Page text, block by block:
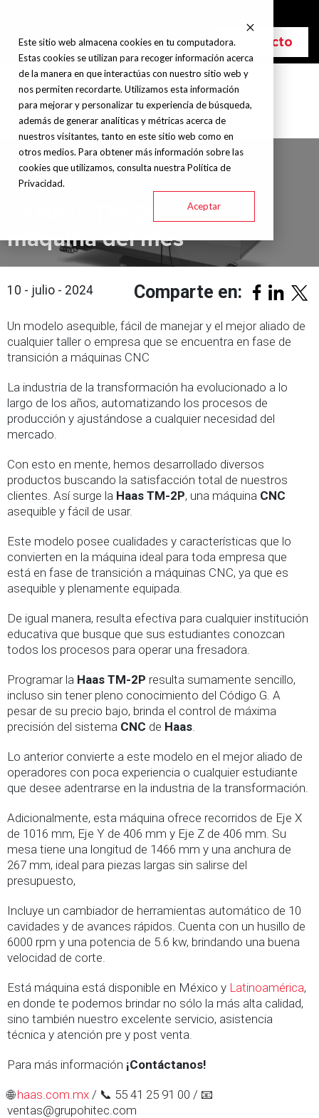
Este sitio web almacena cookies en tu computadora.
Estas cookies se utilizan para recoger información acerca
de la manera en que interactúas con nuestro sitio web y
nos permiten recordarte. Utilizamos esta información
para mejorar y personalizar tu experiencia de búsqueda,
además de generar analíticas y métricas acerca de
nuestros visitantes, tanto en este sitio web como en
otros medios. Para obtener más información sobre las
cookies que utilizamos, consulta nuestra Política de
Privacidad.
Aceptar
Contacto
La Haas TM-2P, nuestra
máquina del mes
10 - julio - 2024 Comparte en:
Un modelo asequible, fácil de manejar y el mejor aliado de
cualquier taller o empresa que se encuentra en fase de
transición a máquinas CNC
La industria de la transformación ha evolucionado a lo
largo de los años, automatizando los procesos de
producción y ajustándose a cualquier necesidad del
mercado.
Con esto en mente, hemos desarrollado diversos
productos buscando la satisfacción total de nuestros
clientes. Así surge la Haas TM-2P, una máquina CNC
asequible y fácil de usar.
Este modelo posee cualidades y características que lo
convierten en la máquina ideal para toda empresa que
está en fase de transición a máquinas CNC, ya que es
asequible y plenamente equipada.
De igual manera, resulta efectiva para cualquier institución
educativa que busque que sus estudiantes conozcan
todos los procesos para operar una fresadora.
Programar la Haas TM-2P resulta sumamente sencillo,
incluso sin tener pleno conocimiento del Código G. A
pesar de su precio bajo, brinda el control de máxima
precisión del sistema CNC de Haas
Lo anterior convierte a este modelo en el mejor aliado de
operadores con poca experiencia o cualquier estudiante
que desee adentrarse en la industria de la transformación.
Adicionalmente, esta máquina ofrece recorridos de Eje X
de 1016 mm, Eje Y de 406 mm y Eje Z de 406 mm. Su
mesa tiene una longitud de 1466 mm y una anchura de
267 mm, ideal para piezas largas sin salirse del
presupuesto,
Incluye un cambiador de herramientas automático de 10
cavidades y de avances rápidos. Cuenta con un husillo de
6000 rpm y una potencia de 5.6 kw, brindando una buena
velocidad de corte.
Está máquina está disponible en México y Latinoamérica,
en donde te podemos brindar no sólo la más alta calidad,
sino también nuestro excelente servicio, asistencia
técnica y atención pre y post venta.
Para más información ¡Contáctanos!
🌐haas.com.mx / 📞 55 41 25 91 00 / 📧
ventas@grupohitec.com